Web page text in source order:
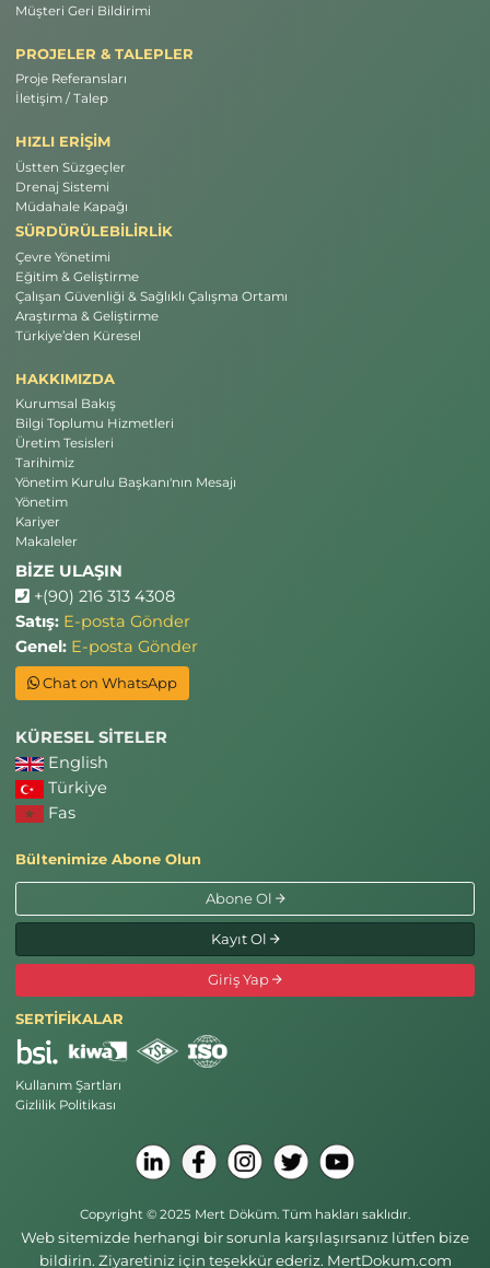
Müşteri Geri Bildirimi
PROJELER & TALEPLER
Proje Referansları
İletişim / Talep
HIZLI ERİŞİM
Üstten Süzgeçler
Drenaj Sistemi
Müdahale Kapağı
SÜRDÜRÜLEBİLİRLİK
Çevre Yönetimi
Eğitim & Geliştirme
Çalışan Güvenliği & Sağlıklı Çalışma Ortamı
Araştırma & Geliştirme
Türkiye’den Küresel
HAKKIMIZDA
Kurumsal Bakış
Bilgi Toplumu Hizmetleri
Üretim Tesisleri
Tarihimiz
Yönetim Kurulu Başkanı'nın Mesajı
Yönetim
Kariyer
Makaleler
BİZE ULAŞIN
+(90) 216 313 4308
Satış: E-posta Gönder
Genel: E-posta Gönder
Chat on WhatsApp
KÜRESEL SİTELER
English
Türkiye
Fas
Bültenimize Abone Olun
Abone Ol
Kayıt Ol
Giriş Yap
SERTİFİKALAR
Kullanım Şartları
Gizlilik Politikası
Copyright © 2025 Mert Döküm. Tüm hakları saklıdır.
Web sitemizde herhangi bir sorunla karşılaşırsanız lütfen bize
bildirin. Ziyaretiniz için teşekkür ederiz. MertDokum.com